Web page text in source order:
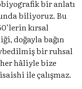
bir anlatı
biliyoruz. Bu
kırsal
doğayla bağın
bir ruhsal
hâliyle bize
ile çalışmaz.